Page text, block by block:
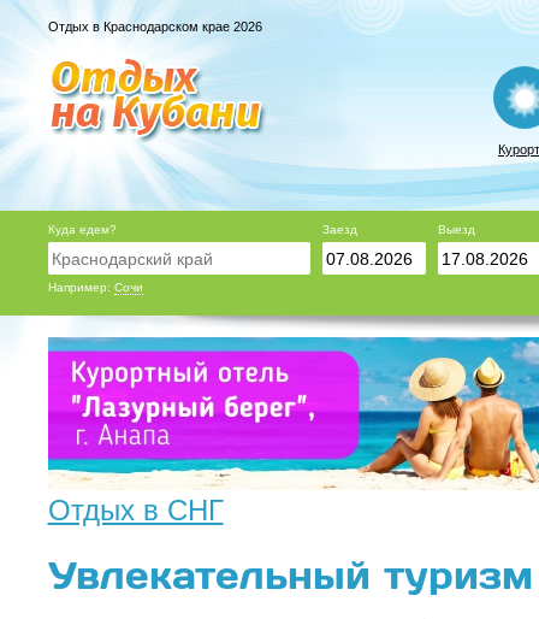
Отдых в Краснодарском крае 2026
Куда едем?
Например: Сочи
Заезд Выезд
Отдых в СНГ
Увлекательный